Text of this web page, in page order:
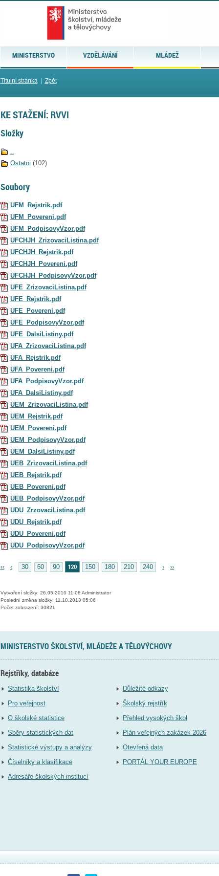
MINISTERSTVO VZDĚLÁVÁNÍ MLÁDEŽ
Titulní stránka| Zpět
KE STAŽENÍ: RVVI
Složky
..
Ostatni (102)
Soubory
UFM_Rejstrik.pdf
UFM_Povereni.pdf
UFM_PodpisovyVzor.pdf
UFCHJH_ZrizovaciListina.pdf
UFCHJH_Rejstrik.pdf
UFCHJH_Povereni.pdf
UFCHJH_PodpisovyVzor.pdf
UFE_ZrizovaciListina.pdf
UFE_Rejstrik.pdf
UFE_Povereni.pdf
UFE_PodpisovyVzor.pdf
UFE_DalsiListiny.pdf
UFA_ZrizovaciListina.pdf
UFA_Rejstrik.pdf
UFA_Povereni.pdf
UFA_PodpisovyVzor.pdf
UFA_DalsiListiny.pdf
UEM_ZrizovaciListina.pdf
UEM_Rejstrik.pdf
UEM_Povereni.pdf
UEM_PodpisovyVzor.pdf
UEM_DalsiListiny.pdf
UEB_ZrizovaciListina.pdf
UEB_Rejstrik.pdf
UEB_Povereni.pdf
UEB_PodpisovyVzor.pdf
UDU_ZrzovaciListina.pdf
UDU_Rejstrik.pdf
UDU_Povereni.pdf
UDU_PodpisovyVzor.pdf
‹‹ ‹ 30 60 90 120 150 180 210 240 › ››
Vytvoření složky: 26.05.2010 11:08 Administrator
Poslední změna složky: 11.10.2013 05:06
Počet zobrazení: 30821
MINISTERSTVO ŠKOLSTVÍ, MLÁDEŽE A TĚLOVÝCHOVY
Rejstříky, databáze
Statistika školství
Pro veřejnost
O školské statistice
Sběry statistických dat
Statistické výstupy a analýzy
Číselníky a klasifikace
Adresáře školských institucí
Důležité odkazy
Školský rejstřík
Přehled vysokých škol
Plán veřejných zakázek 2026
Otevřená data
PORTÁL YOUR EUROPE